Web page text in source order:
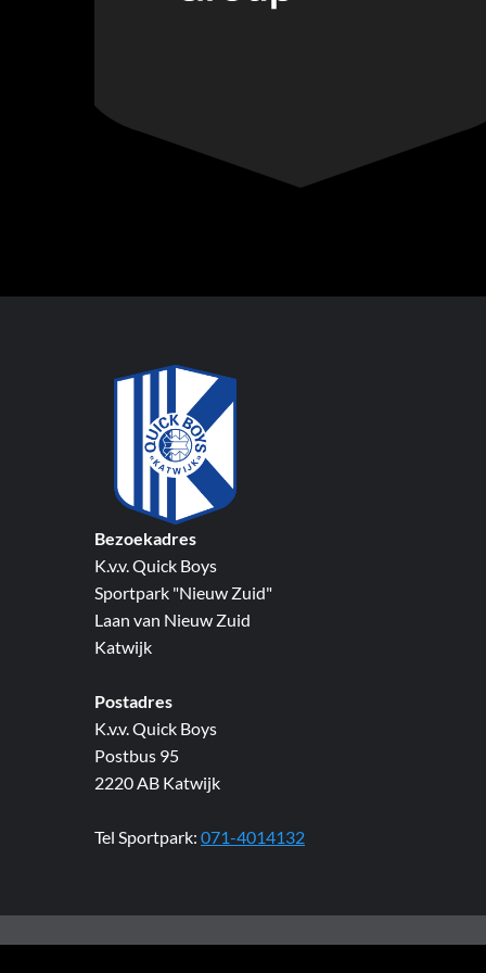
Bezoekadres
K.v.v. Quick Boys
Sportpark "Nieuw Zuid"
Laan van Nieuw Zuid
Katwijk
Postadres
K.v.v. Quick Boys
Postbus 95
2220 AB Katwijk
Tel Sportpark: 071-4014132